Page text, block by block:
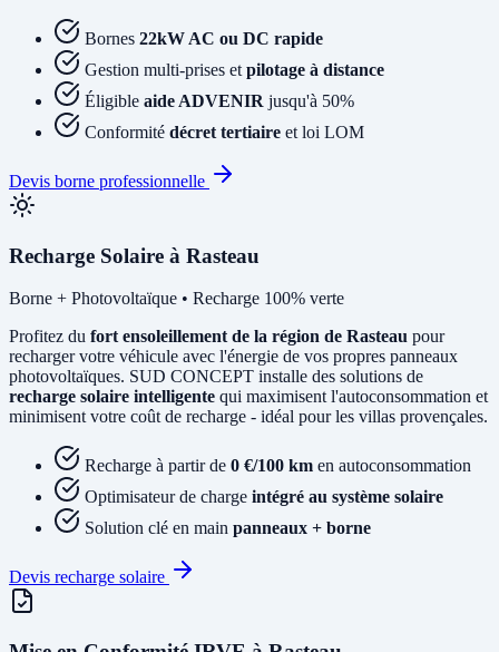
Bornes 22kW AC ou DC rapide
Gestion multi-prises et pilotage à distance
Éligible aide ADVENIR jusqu'à 50%
Conformité décret tertiaire et loi LOM
Devis borne professionnelle
Recharge Solaire à Rasteau
Borne + Photovoltaïque • Recharge 100% verte
Profitez du fort ensoleillement de la région de Rasteau pour
recharger votre véhicule avec l'énergie de vos propres panneaux
photovoltaïques. SUD CONCEPT installe des solutions de
recharge solaire intelligente qui maximisent l'autoconsommation et
minimisent votre coût de recharge - idéal pour les villas provençales.
Recharge à partir de 0 €/100 km en autoconsommation
Optimisateur de charge intégré au système solaire
Solution clé en main panneaux + borne
Devis recharge solaire